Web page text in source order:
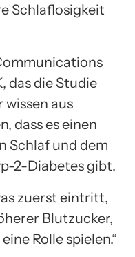
Schlaflosigkeit
das die Studie
aus
dass es einen
Schlaf und dem
2-Diabetes gibt.
zuerst eintritt,
Blutzucker,
Rolle spielen.“